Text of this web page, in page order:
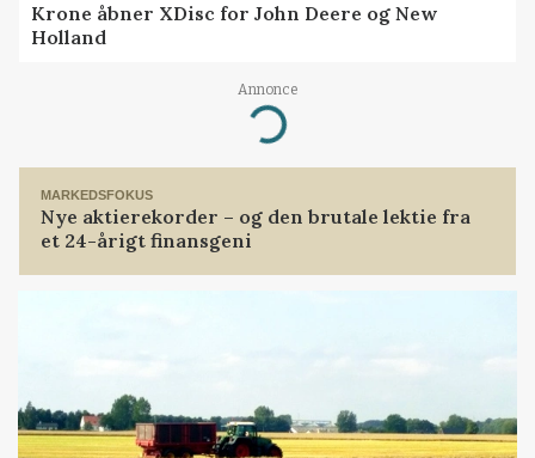
Krone åbner XDisc for John Deere og New
Holland
Annonce
Loading...
MARKEDSFOKUS
Nye aktierekorder – og den brutale lektie fra
et 24-årigt finansgeni